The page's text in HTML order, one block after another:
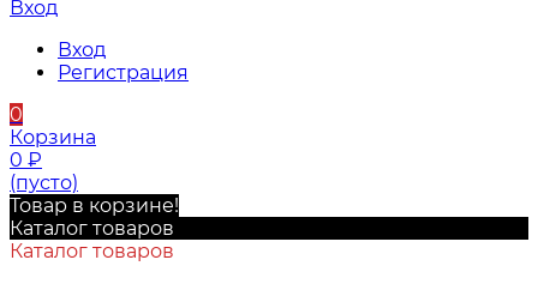
Вход
Вход
Регистрация
0
Корзина
0 ₽
(пусто)
Товар в корзине!
Каталог товаров
Каталог товаров